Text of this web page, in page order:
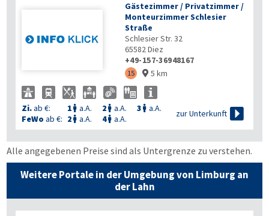
Gästezimmer / Privatzimmer /
Monteurzimmer Schlesier
Straße
Schlesier Str. 32
65582Diez
+49-157-36948167
15  5 km
Zi.ab €: 1  a.A. 2  a.A. 3  a.A.
FeWo ab €: 2  a.A. 4 a.A.
zur Unterkunft 
Alle angegebenen Preise sind als Untergrenze zu verstehen.
Weitere Portale in der Umgebung von Limburg an
der Lahn